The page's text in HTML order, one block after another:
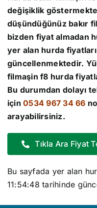
değişiklik
düşündüğünüz bakır
bizden fiyat almadan
yer alan hurda fiyatları
güncellenmektedir.
filmaşin f8 hurda
Bu durumdan dolayı
için0534 967 34 66
arayabilirsiniz.
Tıkla Ara Fiyat
Bu sayfada yer alan
11:54:48 tarihinde